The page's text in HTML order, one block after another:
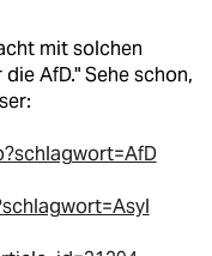
mit solchen
AfD." Sehe schon,